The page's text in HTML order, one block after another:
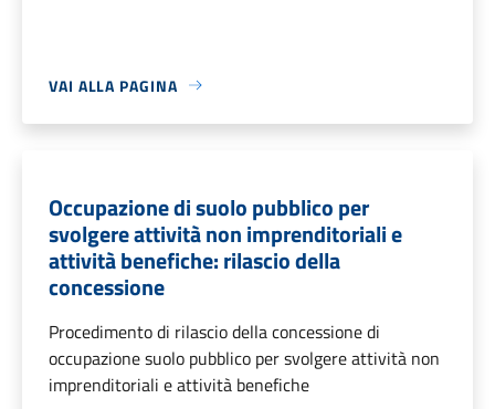
VAI ALLA PAGINA
Occupazione di suolo pubblico per
svolgere attività non imprenditoriali e
attività benefiche: rilascio della
concessione
Procedimento di rilascio della concessione di
occupazione suolo pubblico per svolgere attività non
imprenditoriali e attività benefiche